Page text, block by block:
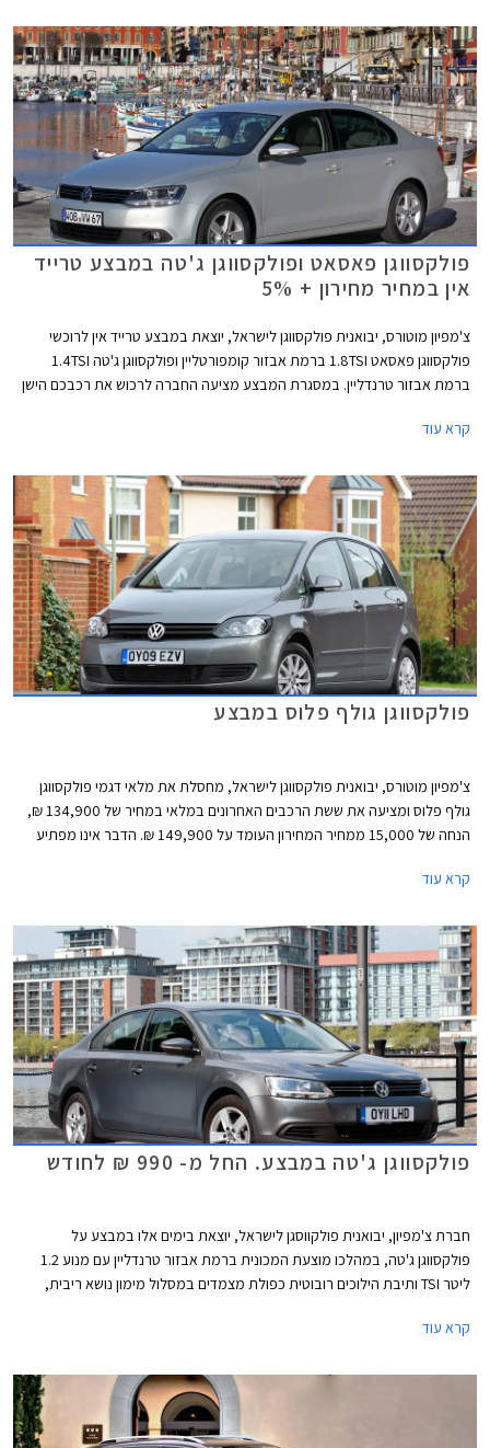
פולקסווגן פאסאט ופולקסווגן ג'טה במבצע טרייד
אין במחיר מחירון + 5%
צ'מפיון מוטורס, יבואנית פולקסווגן לישראל, יוצאת במבצע טרייד אין לרוכשי
פולקסווגן פאסאט 1.8TSI ברמת אבזור קומפורטליין ופולקסווגן ג'טה 1.4TSI
ברמת אבזור טרנדליין. במסגרת המבצע מציעה החברה לרכוש את רכבכם הישן
קרא עוד
פולקסווגן גולף פלוס במבצע
צ'מפיון מוטורס, יבואנית פולקסווגן לישראל, מחסלת את מלאי דגמי פולקסווגן
גולף פלוס ומציעה את ששת הרכבים האחרונים במלאי במחיר של 134,900 ₪,
הנחה של 15,000 ממחיר המחירון העומד על 149,900 ₪. הדבר אינו מפתיע
קרא עוד
פולקסווגן ג'טה במבצע. החל מ- 990 ₪ לחודש
חברת צ'מפיון, יבואנית פולקווסגן לישראל, יוצאת בימים אלו במבצע על
פולקסווגן ג'טה, במהלכו מוצעת המכונית ברמת אבזור טרנדליין עם מנוע 1.2
ליטר TSI ותיבת הילוכים רובוטית כפולת מצמדים במסלול מימון נושא ריבית,
31.07.2014 או עד גמר המלאי העומד על 150 מכוניות.
קרא עוד